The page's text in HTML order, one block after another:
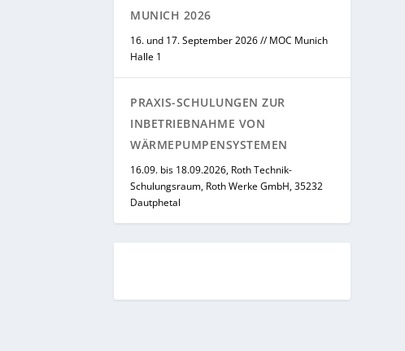
MUNICH 2026
16. und 17. September 2026 // MOC Munich
Halle 1
PRAXIS-SCHULUNGEN ZUR
INBETRIEBNAHME VON
WÄRMEPUMPENSYSTEMEN
16.09. bis 18.09.2026, Roth Technik-
Schulungsraum, Roth Werke GmbH, 35232
Dautphetal